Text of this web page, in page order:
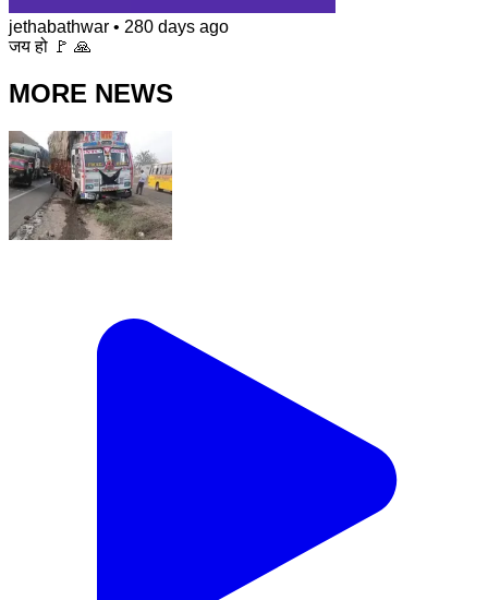
jethabathwar • 280 days ago
जय हो 🚩 🙏
MORE NEWS